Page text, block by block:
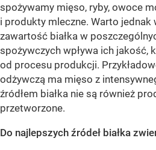
spożywamy mięso, ryby, owoce
i produkty mleczne. Warto jednak
zawartość białka w
spożywczych wpływa ich jakość,
od procesu produkcji.
odżywczą ma mięso z
źródłem białka nie są również
przetworzone.
Do najlepszych źródeł białka